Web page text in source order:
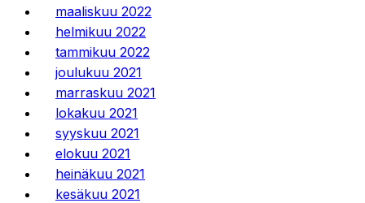
maaliskuu 2022
helmikuu 2022
tammikuu 2022
joulukuu 2021
marraskuu 2021
lokakuu 2021
syyskuu 2021
elokuu 2021
heinäkuu 2021
kesäkuu 2021